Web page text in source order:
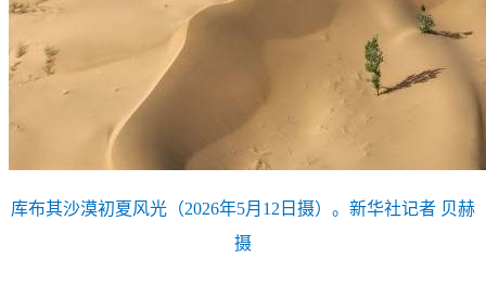
库布其沙漠初夏风光（2026年5月12日摄）。新华社记者 贝赫
摄